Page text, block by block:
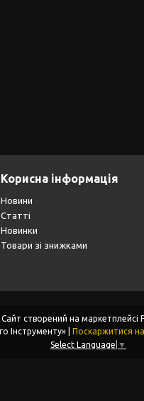
Корисна інформація
Новини
Статті
Новинки
Товари зі знижками
Сайт створений на маркетплейсі
Поскаржитися
Select Language ▼